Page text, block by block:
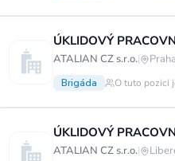
ATALIAN CZ s.r.o.|
Brigáda O tuto pozici
ATALIAN CZ s.r.o.|